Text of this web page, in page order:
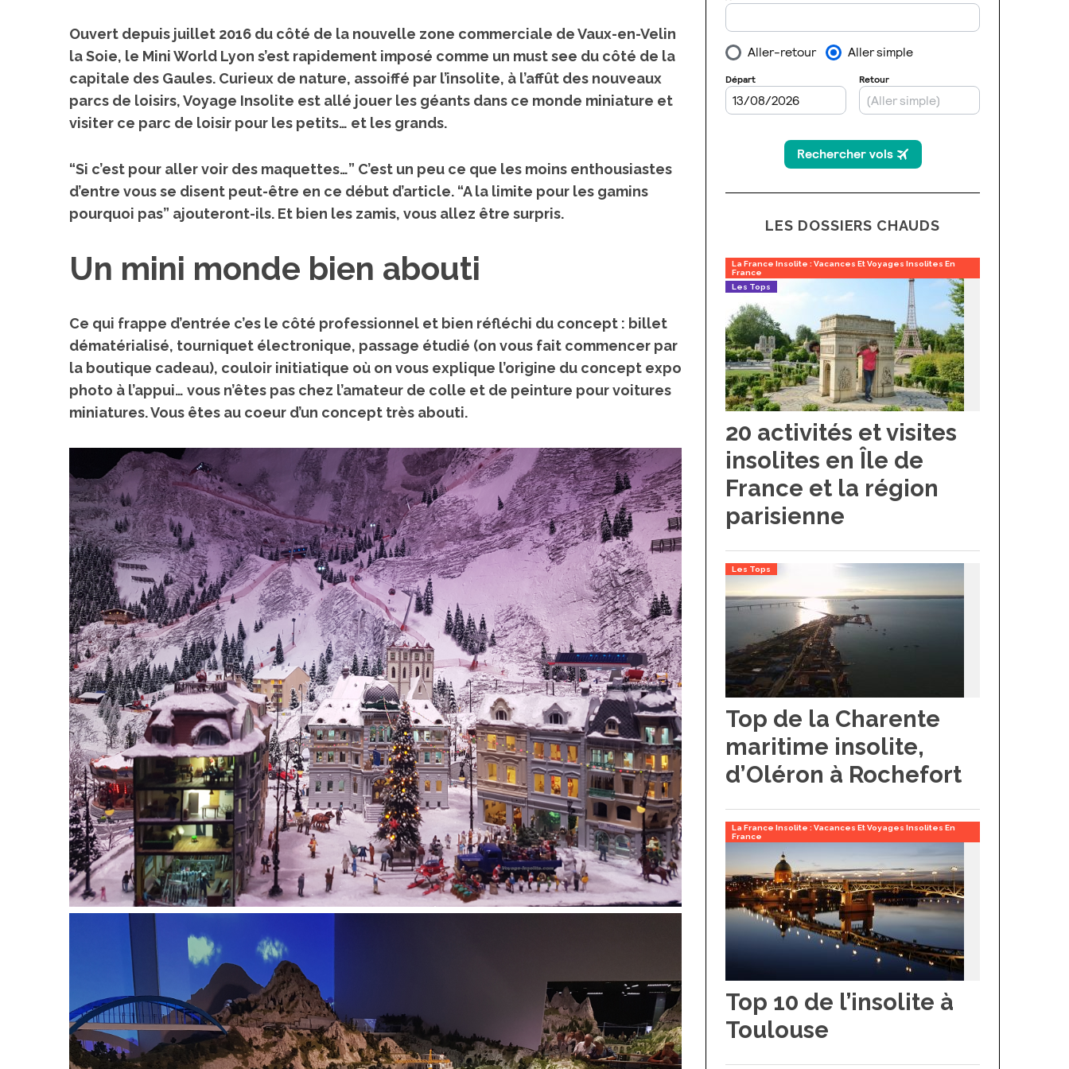
Ouvert depuis juillet 2016 du côté de la nouvelle zone commerciale de Vaux-en-Velin
la Soie, le Mini World Lyon s’est rapidement imposé comme un must see du côté de la
capitale des Gaules. Curieux de nature, assoiffé par l’insolite, à l’affût des nouveaux
parcs de loisirs, Voyage Insolite est allé jouer les géants dans ce monde miniature et
visiter ce parc de loisir pour les petits… et les grands.
“Si c’est pour aller voir des maquettes…” C’est un peu ce que les moins enthousiastes
d’entre vous se disent peut-être en ce début d’article. “A la limite pour les gamins
pourquoi pas” ajouteront-ils. Et bien les zamis, vous allez être surpris.
Un mini monde bien abouti
Ce qui frappe d’entrée c’es le côté professionnel et bien réfléchi du concept : billet
dématérialisé, tourniquet électronique, passage étudié (on vous fait commencer par
la boutique cadeau), couloir initiatique où on vous explique l’origine du concept expo
photo à l’appui… vous n’êtes pas chez l’amateur de colle et de peinture pour voitures
miniatures. Vous êtes au coeur d’un concept très abouti.
LES DOSSIERS CHAUDS
La France Insolite : Vacances Et Voyages Insolites En
France
Les Tops
20 activités et visites
insolites en Île de
France et la région
parisienne
Les Tops
Top de la Charente
maritime insolite,
d’Oléron à Rochefort
La France Insolite : Vacances Et Voyages Insolites En
France
Top 10 de l’insolite à
Toulouse